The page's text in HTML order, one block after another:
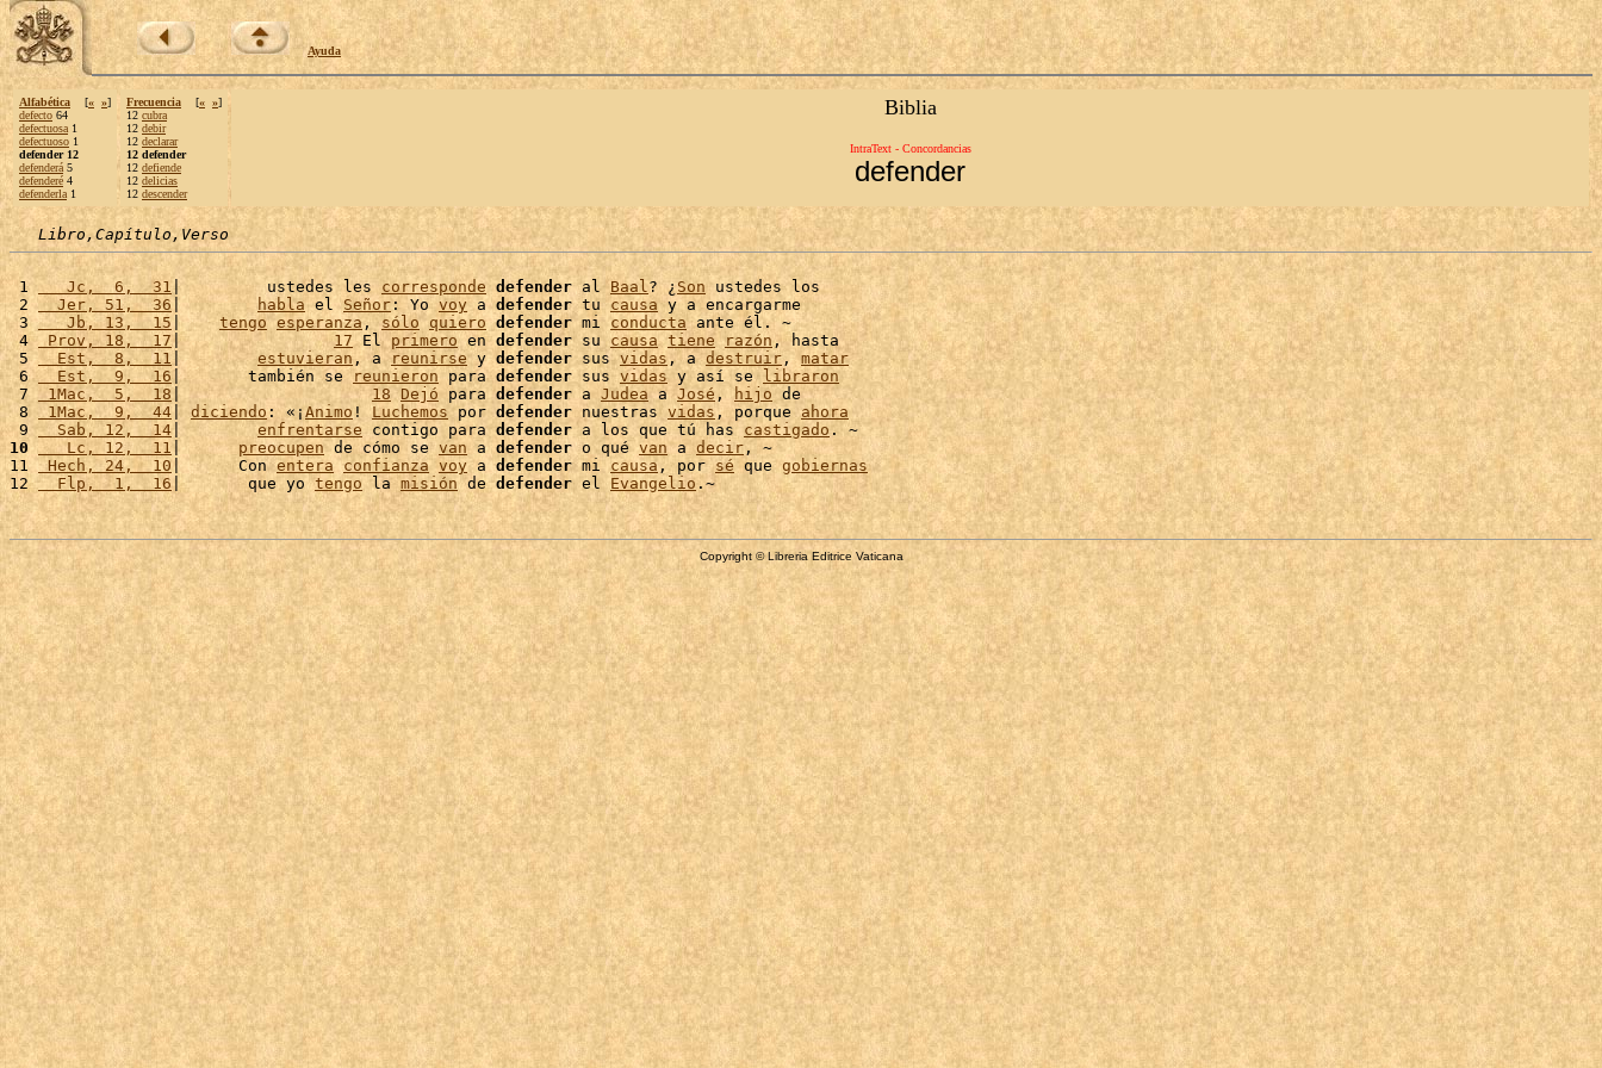
Ayuda
Alfabética [« »]
defecto 64
defectuosa 1
defectuoso 1
defender 12
defenderá 5
defenderé 4
defenderla 1
Frecuencia [« »]
12 cubra
12 debir
12 declarar
12 defender
12 defiende
12 delicias
12 descender
Biblia
IntraText - Concordancias
defender
Libro,Capítulo,Verso
1
   Jc,  6,  31
|         ustedes les corresponde defender al Baal? ¿ Son ustedes los
2
  Jer, 51,  36
| habla el Señor : Yo voy a defender tu causa y a encargarme
3
   Jb, 13,  15
| tengo esperanza , sólo quiero defender mi conducta ante él. ~
4
Prov, 18,  17| 17 El primero en defender su causa tiene razón, hasta
5
  Est,  8,  11
| estuvieran , a reunirse y defender sus vidas , a destruir , matar
6
  Est,  9,  16
|       también se reunieron para defender sus vidas y así se libraron
7 1Mac,  5,  18 | 18 Dejó para defender a Judea a José , hijo de
8
1Mac,  9,  44 diciendo : «¡ Animo ! Luchemos por defender nuestras vidas , porque ahora
9
  Sab, 12,  14
| enfrentarse contigo para defender a los que tú has castigado
10
   Lc, 12,  11
| preocupen de cómo se van a defender o qué van a decir , ~
11 Hech, 24,  10 |      Con entera confianza voy a defender mi causa , por sé que gobiernas
12
  Flp,  1,  16
|       que yo tengo la misión de defender el Evangelio
Copyright © Libreria Editrice Vaticana